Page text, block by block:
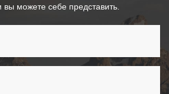
можете себе представить.